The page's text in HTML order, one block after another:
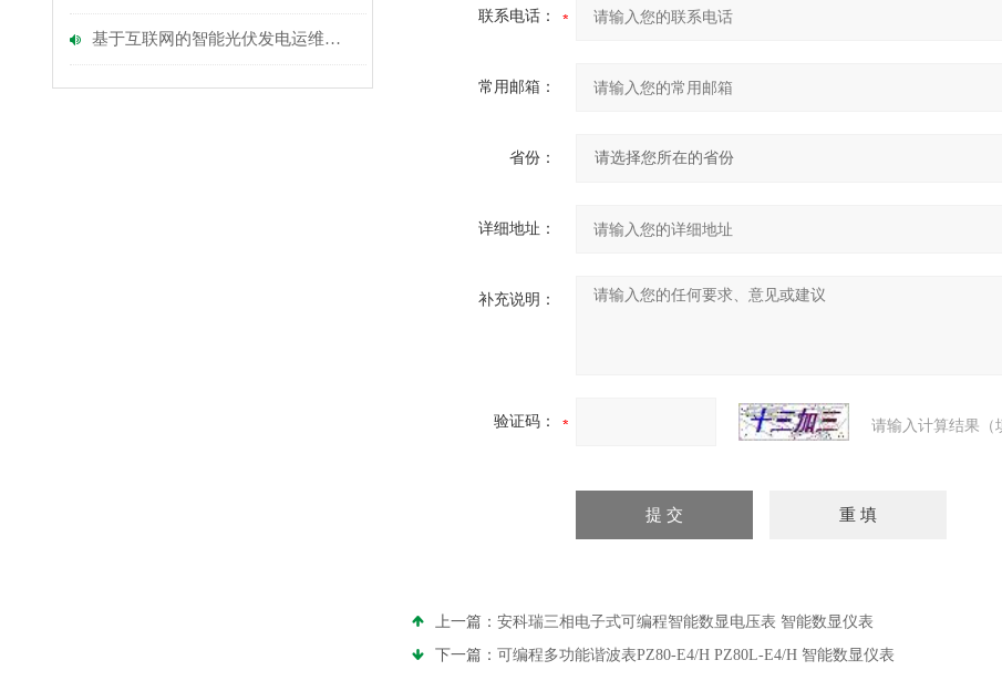
基于互联网的智能光伏发电运维平台的应用
联系电话：
常用邮箱：
省份：
详细地址：
补充说明：
验证码： 请输入计算结果（
上一篇： 安科瑞三相电子式可编程智能数显电压表 智能数显仪表
下一篇： 可编程多功能谐波表PZ80-E4/H PZ80L-E4/H 智能数显仪表